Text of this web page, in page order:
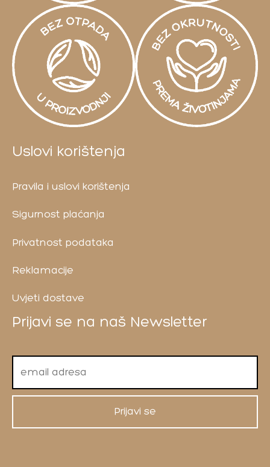
Uslovi korištenja
Pravila i uslovi korištenja
Sigurnost plaćanja
Privatnost podataka
Reklamacije
Uvjeti dostave
Prijavi se na naš Newsletter